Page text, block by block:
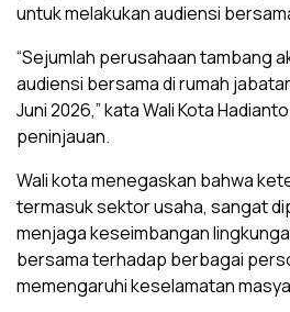
untuk melakukan audiensi
“Sejumlah perusahaan tambang
audiensi bersama di rumah
Juni 2026,” kata Wali Kota
peninjauan.
Wali kota menegaskan bahwa
termasuk sektor usaha, sangat
menjaga keseimbangan
bersama terhadap berbagai
memengaruhi keselamatan